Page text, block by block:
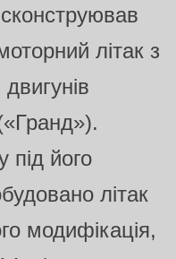
літак з
під його
літак
модифікація,